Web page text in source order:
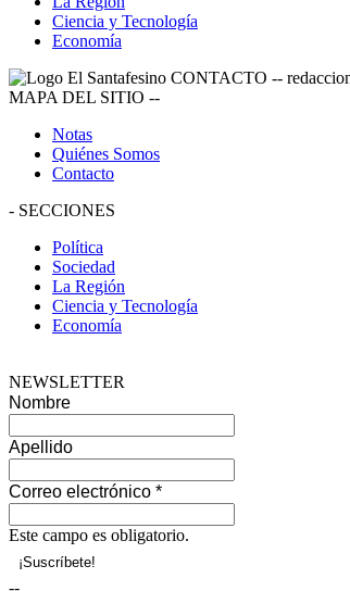
Ciencia y Tecnología
Economía
CONTACTO --
MAPA DEL SITIO --
Notas
Quiénes Somos
Contacto
- SECCIONES
Política
Sociedad
La Región
Ciencia y Tecnología
Economía
NEWSLETTER
Nombre
Apellido
Correo electrónico *
Este campo es obligatorio.
--